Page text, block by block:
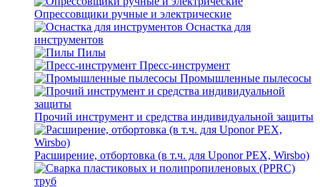
Опрессовщики ручные и электрические
Оснастка для
инструментов
Пилы
Пресс-инструмент
Промышленные пылесосы
Прочий инструмент и средства индивидуальной защиты
Расширение, отбортовка (в т.ч. для Uponor PEX, Wirsbo)